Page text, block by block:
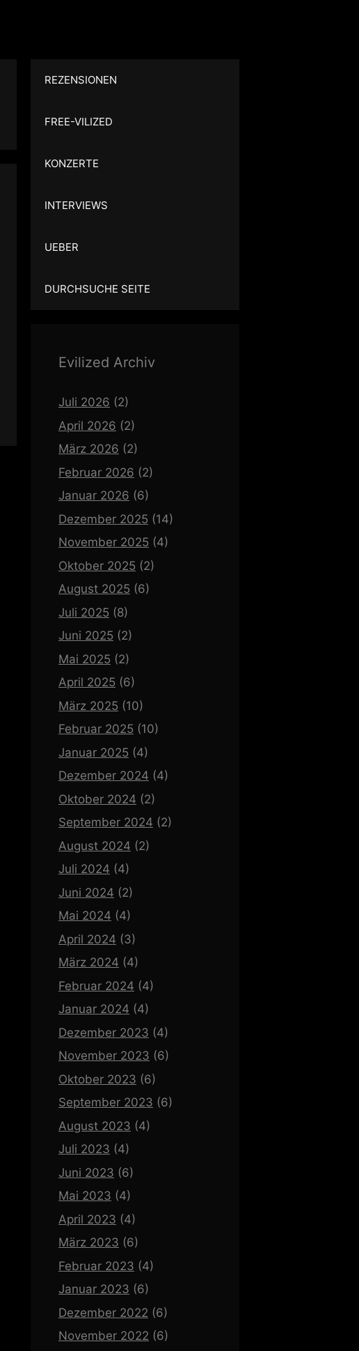
REZENSIONEN
FREE-VILIZED
KONZERTE
INTERVIEWS
UEBER
DURCHSUCHE SEITE
Evilized Archiv
Juli 2026 (2)
April 2026 (2)
März 2026 (2)
Februar 2026 (2)
Januar 2026 (6)
Dezember 2025 (14)
November 2025 (4)
Oktober 2025 (2)
August 2025 (6)
Juli 2025 (8)
Juni 2025 (2)
Mai 2025 (2)
April 2025 (6)
März 2025 (10)
Februar 2025 (10)
Januar 2025 (4)
Dezember 2024 (4)
Oktober 2024 (2)
September 2024 (2)
August 2024 (2)
Juli 2024 (4)
Juni 2024 (2)
Mai 2024 (4)
April 2024 (3)
März 2024 (4)
Februar 2024 (4)
Januar 2024 (4)
Dezember 2023 (4)
November 2023 (6)
Oktober 2023 (6)
September 2023 (6)
August 2023 (4)
Juli 2023 (4)
Juni 2023 (6)
Mai 2023 (4)
April 2023 (4)
März 2023 (6)
Februar 2023 (4)
Januar 2023 (6)
Dezember 2022 (6)
November 2022 (6)